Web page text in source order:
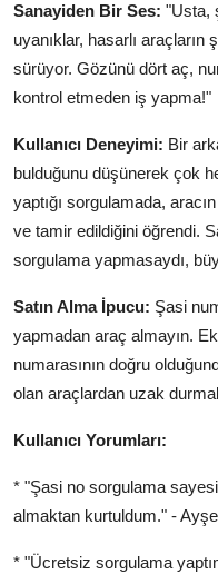
Sanayiden Bir Ses: "Usta,
uyanıklar, hasarlı araçların
sürüyor. Gözünü dört aç,
kontrol etmeden iş yapma!"
Kullanıcı Deneyimi: Bir
bulduğunu düşünerek çok
yaptığı sorgulamada,
ve tamir edildiğini öğrendi.
sorgulama yapmasaydı,
Satın Alma İpucu: Şasi
yapmadan araç almayın.
numarasının doğru
olan araçlardan uzak
Kullanıcı Yorumları:
* "Şasi no sorgulama
almaktan kurtuldum." - Ayşe
* "Ücretsiz sorgulama